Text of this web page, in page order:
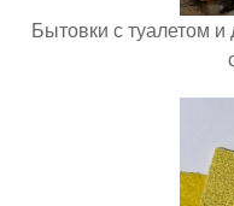
Бытовки с туалетом